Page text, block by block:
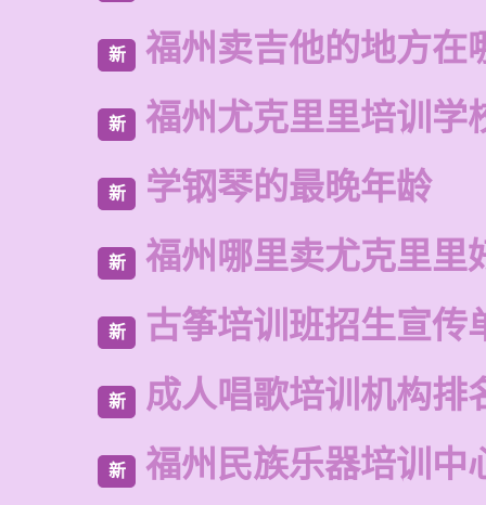
新 福州卖吉他的地方在
新 福州尤克里里培训学
新 学钢琴的最晚年龄
新 福州哪里卖尤克里里
新 古筝培训班招生宣传
新 成人唱歌培训机构排
新 福州民族乐器培训中